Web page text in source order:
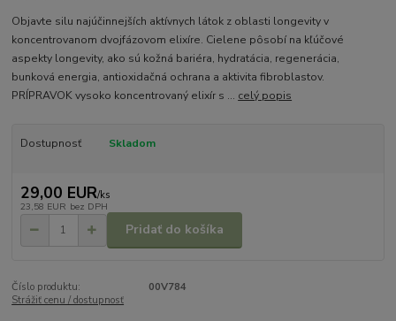
Objavte silu najúčinnejších aktívnych látok z oblasti longevity v
koncentrovanom dvojfázovom elixíre. Cielene pôsobí na kľúčové
aspekty longevity, ako sú kožná bariéra, hydratácia, regenerácia,
bunková energia, antioxidačná ochrana a aktivita fibroblastov.
PRÍPRAVOK vysoko koncentrovaný elixír s ... celý popis
Dostupnosť Skladom
29,00 EUR/ks
23,58 EUR bez DPH
Pridať do košíka
Číslo produktu:
00V784
Strážiť cenu / dostupnosť